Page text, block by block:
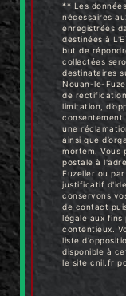
** Les
nécessaires
enregistrées
destinées à
but de
collectées
destinataires
Nouan-le-
de
limitation,
consentement
une
ainsi que
mortem. Vous
postale à
Fuzelier ou
justificatif
conservons
de contact
légale aux fins
contentieux.
liste
disponible à
le site cnil.fr